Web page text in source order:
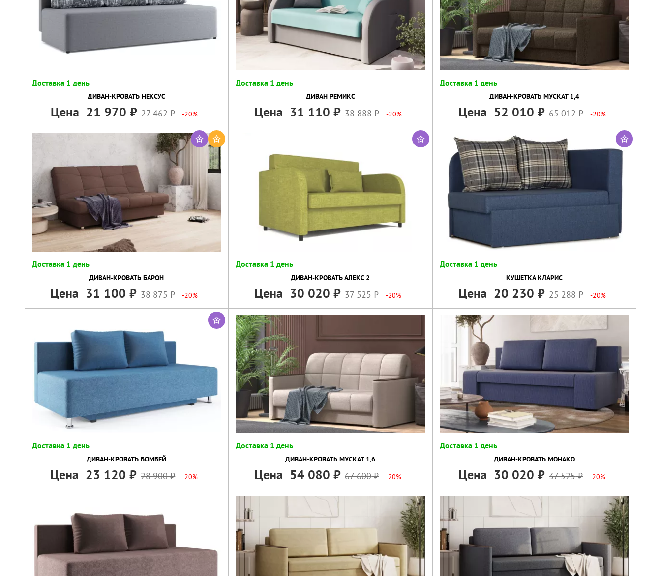
Доставка 1 день
ДИВАН-КРОВАТЬ НЕКСУС
Цена 21 970 27 462 -20%
Доставка 1 день
ДИВАН РЕМИКС
Цена 31 110 38 888 -20%
Доставка 1 день
ДИВАН-КРОВАТЬ МУСКАТ 1,4
Цена 52 010 65 012 -20%
Доставка 1 день
ДИВАН-КРОВАТЬ БАРОН
Цена 31 100 38 875 -20%
Доставка 1 день
ДИВАН-КРОВАТЬ АЛЕКС 2
Цена 30 020 37 525 -20%
Доставка 1 день
КУШЕТКА КЛАРИС
Цена 20 230 25 288 -20%
Доставка 1 день
ДИВАН-КРОВАТЬ БОМБЕЙ
Цена 23 120 28 900 -20%
Доставка 1 день
ДИВАН-КРОВАТЬ МУСКАТ 1,6
Цена 54 080 67 600 -20%
Доставка 1 день
ДИВАН-КРОВАТЬ МОНАКО
Цена 30 020 37 525 -20%